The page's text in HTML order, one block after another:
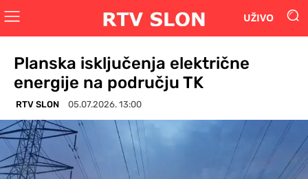
UŽIVO
Planska isključenja električne
energije na području TK
RTV SLON 05.07.2026. 13:00